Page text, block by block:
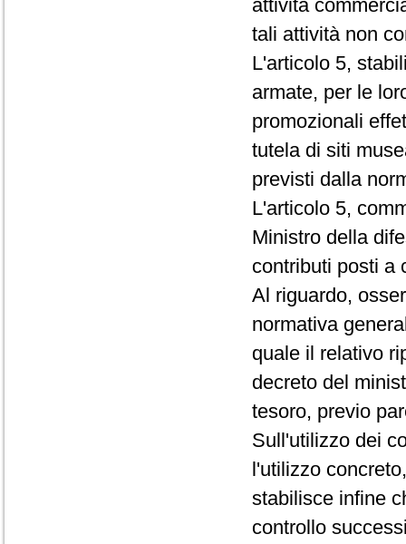
attività
tali attività non
L'articolo 5,
armate, per le
promozionali
tutela di siti
previsti dalla
L'articolo 5,
Ministro della
contributi posti a
Al riguardo,
normativa
quale il relativo
decreto del
tesoro, previo
Sull'utilizzo dei
l'utilizzo
stabilisce infine
controllo